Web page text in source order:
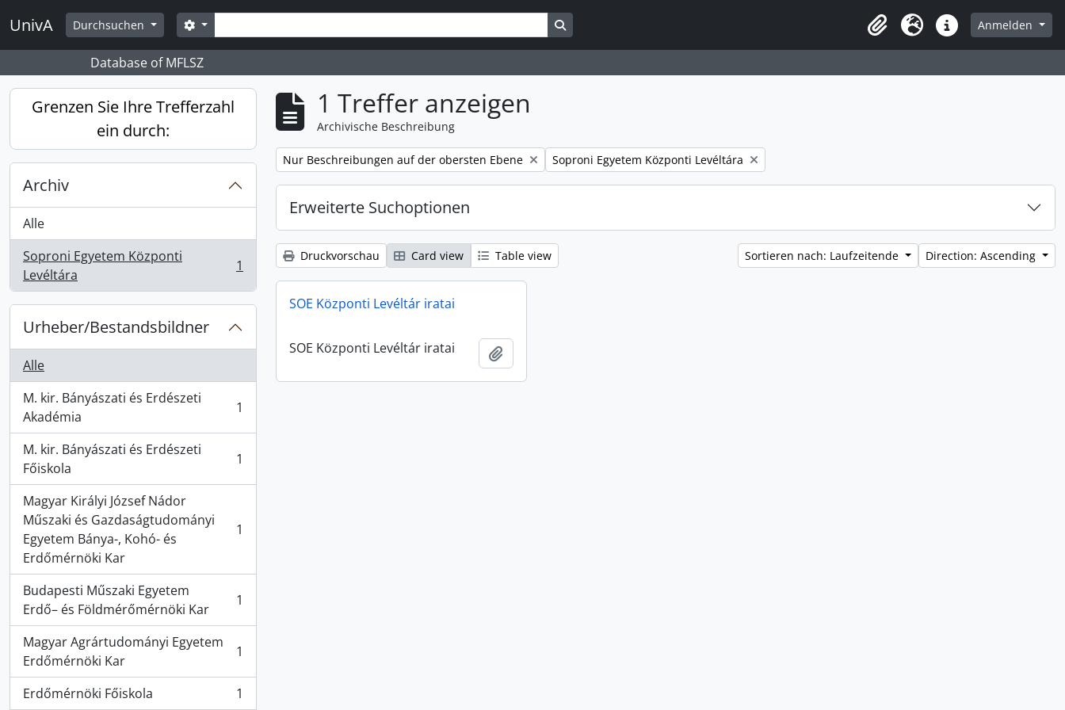
Skip to main content
UnivA Durchsuchen SucheSearch options Search in browse page
Zwischenablage
SpracheDirekter LinkAnmelden
Database of MFLSZ
Grenzen Sie Ihre Trefferzahl
ein durch:
Archiv
Alle
Soproni Egyetem Központi
Levéltára
, 1 Ergebnisse 1
Urheber/Bestandsbildner
Alle
M. kir. Bányászati és Erdészeti
Akadémia
, 1 Ergebnisse 1
M. kir. Bányászati és Erdészeti
Főiskola
, 1 Ergebnisse 1
Magyar Királyi József Nádor
Műszaki és Gazdaságtudományi
Egyetem Bánya-, Kohó- és
Erdőmérnöki Kar
, 1 Ergebnisse 1
Budapesti Műszaki Egyetem
Erdő– és Földmérőmérnöki Kar
, 1 Ergebnisse 1
Magyar Agrártudományi Egyetem
Erdőmérnöki Kar
, 1 Ergebnisse 1
Erdőmérnöki Főiskola
, 1 Ergebnisse 1
1 Treffer anzeigen
Archivische Beschreibung
Remove filter:
Nur Beschreibungen auf der obersten Ebene Remove filter:
Soproni Egyetem Központi Levéltára
Erweiterte Suchoptionen
Druckvorschau Card view Table view Sortieren nach: Laufzeitende Direction: Ascending
SOE Központi Levéltár iratai
SOE Központi Levéltár iratai